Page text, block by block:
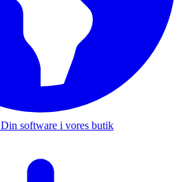
Din software i vores butik